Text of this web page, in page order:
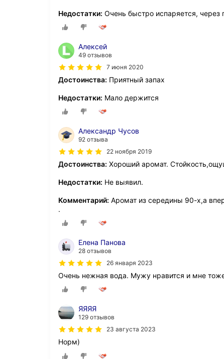
Недостатки: Очень быстро испаряется, через
Алексей
49 отзывов
7 июня 2020
Достоинства: Приятный запах
Недостатки: Мало держится
Александр Чусов
92 отзыва
22 ноября 2019
Достоинства: Хороший аромат.
Недостатки: Не выявил.
Комментарий: Аромат из середины 90-х,а
.
Елена Панова
28 отзывов
26 января 2023
Очень нежная вода. Мужу нравится и мне
ЯЯЯЯ
129 отзывов
23 августа 2023
Норм)